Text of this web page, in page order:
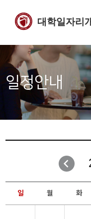
대학일자리
일정안내
일 월 화